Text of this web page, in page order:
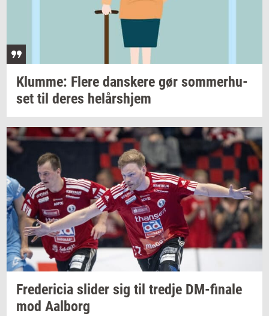
Klum­me: Flere dan­ske­re gør som­mer­hu­
set til deres helårs­hjem
Fre­de­ri­cia sli­der sig til tred­je DM-​finale
mod Aal­borg